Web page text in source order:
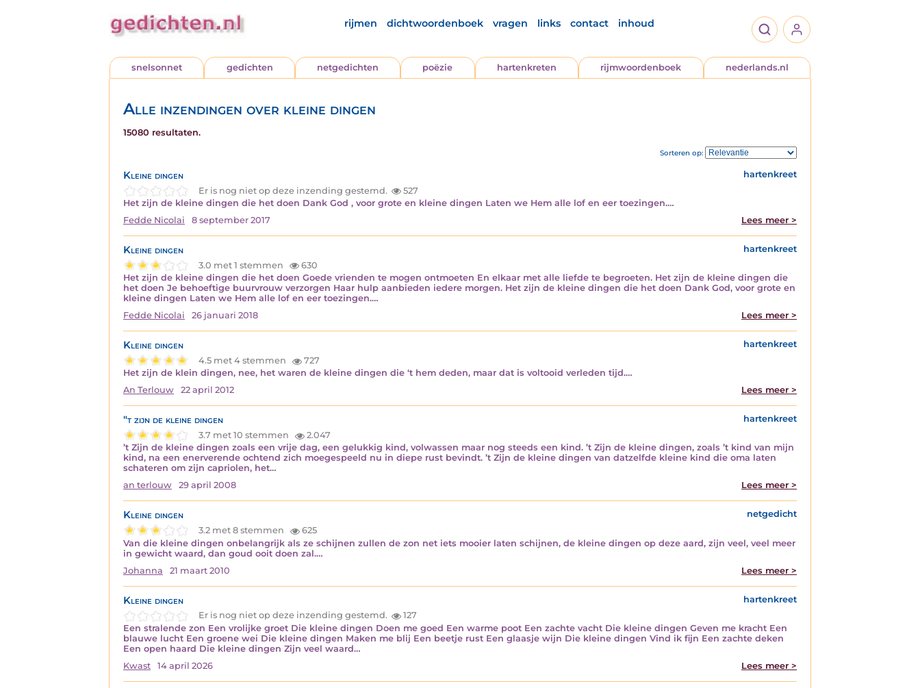
rijmen dichtwoordenboek vragen links contact inhoud
snelsonnet gedichten netgedichten poëzie hartenkreten rijmwoordenboek nederlands.nl
Alle inzendingen over kleine dingen
15080 resultaten.
Sorteren op:
Kleine dingen
hartenkreet
Er is nog niet op deze inzending gestemd.
527
Het zijn de kleine dingen die het doen Dank God , voor grote en kleine dingen Laten we Hem alle lof en eer toezingen.…
Fedde Nicolai
8 september 2017 Lees meer >
Kleine dingen
hartenkreet
3.0 met 1 stemmen
630
Het zijn de kleine dingen die het doen Goede vrienden te mogen ontmoeten En elkaar met alle liefde te begroeten. Het zijn de kleine dingen die
het doen Je behoeftige buurvrouw verzorgen Haar hulp aanbieden iedere morgen. Het zijn de kleine dingen die het doen Dank God, voor grote en
kleine dingen Laten we Hem alle lof en eer toezingen.…
Fedde Nicolai
26 januari 2018 Lees meer >
Kleine dingen
hartenkreet
4.5 met 4 stemmen
727
Het zijn de klein dingen, nee, het waren de kleine dingen die ‘t hem deden, maar dat is voltooid verleden tijd.…
An Terlouw
22 april 2012 Lees meer >
"t zijn de kleine dingen
hartenkreet
3.7 met 10 stemmen
2.047
’t Zijn de kleine dingen zoals een vrije dag, een gelukkig kind, volwassen maar nog steeds een kind. ’t Zijn de kleine dingen, zoals ’t kind van mijn
kind, na een enerverende ochtend zich moegespeeld nu in diepe rust bevindt. ’t Zijn de kleine dingen van datzelfde kleine kind die oma laten
schateren om zijn capriolen, het…
an terlouw
29 april 2008 Lees meer >
Kleine dingen
netgedicht
3.2 met 8 stemmen
625
Van die kleine dingen onbelangrijk als ze schijnen zullen de zon net iets mooier laten schijnen, de kleine dingen op deze aard, zijn veel, veel meer
in gewicht waard, dan goud ooit doen zal.…
Johanna
21 maart 2010 Lees meer >
Kleine dingen
hartenkreet
Er is nog niet op deze inzending gestemd.
127
Een stralende zon Een vrolijke groet Die kleine dingen Doen me goed Een warme poot Een zachte vacht Die kleine dingen Geven me kracht Een
blauwe lucht Een groene wei Die kleine dingen Maken me blij Een beetje rust Een glaasje wijn Die kleine dingen Vind ik fijn Een zachte deken
Een open haard Die kleine dingen Zijn veel waard…
Kwast
14 april 2026 Lees meer >